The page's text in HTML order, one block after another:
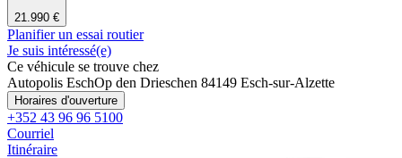
21.990 €
Planifier un essai routier
Je suis intéressé(e)
Ce véhicule se trouve chez
Autopolis EschOp den Drieschen 84149 Esch-sur-Alzette
Horaires d'ouverture
+352 43 96 96 5100
Courriel
Itinéraire